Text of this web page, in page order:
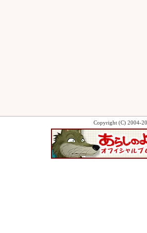
Copyright (C) 2004-